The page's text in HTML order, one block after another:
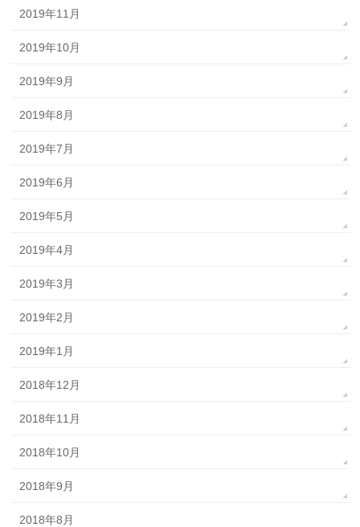
2019年11月
2019年10月
2019年9月
2019年8月
2019年7月
2019年6月
2019年5月
2019年4月
2019年3月
2019年2月
2019年1月
2018年12月
2018年11月
2018年10月
2018年9月
2018年8月